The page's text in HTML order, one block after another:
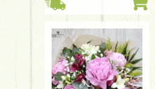
kontrasztos
színekben (23
szál)